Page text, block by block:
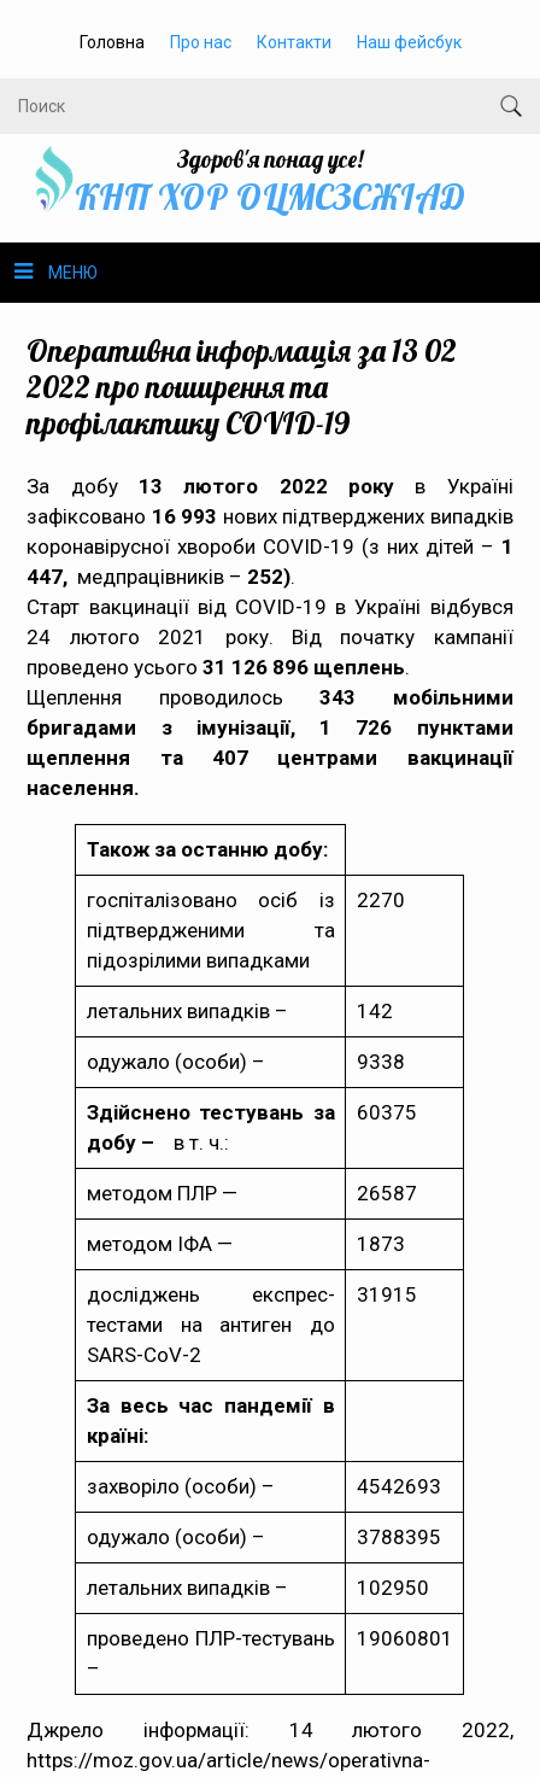
Головна Про нас Контакти Наш фейсбук
Здоров'я понад усе!
КНП ХОР ОЦМСЗСЖIАД
МЕНЮ
Громадське здоров’я
Громадянам
Медпрацівникам
Статистика
Документи
Контакти
Оперативна інформація за 13 02
2022 про поширення та
профілактику COVID-19
За добу 13 лютого 2022 року в Україні
зафіксовано 16 993 нових підтверджених випадків
коронавірусної хвороби COVID-19 (з них дітей – 1
447, медпрацівників – 252).
Старт вакцинації від COVID-19 в Україні відбувся
24 лютого 2021 року. Від початку кампанії
проведено усього31 126 896 щеплень.
Щеплення проводилось343 мобільними
бригадами з імунізації, 1
726 пунктами
щеплення та 407 центрами вакцинації
населення.
Також за останню добу:
госпіталізовано осіб із
підтвердженими та
підозрілими випадками
2270
летальних випадків – 142
одужало (особи) – 9338
Здійснено тестувань за
добу – в т. ч.:
60375
методом ПЛР — 26587
методом ІФА — 1873
досліджень експрес-
тестами на антиген до
SARS-CoV-2
31915
За весь час пандемії в
країні:
захворіло (особи) – 4542693
одужало (особи) – 3788395
летальних випадків – 102950
проведено ПЛР-тестувань
–
19060801
Джрело інформації: 14 лютого 2022,
https://moz.gov.ua/article/news/operativna-